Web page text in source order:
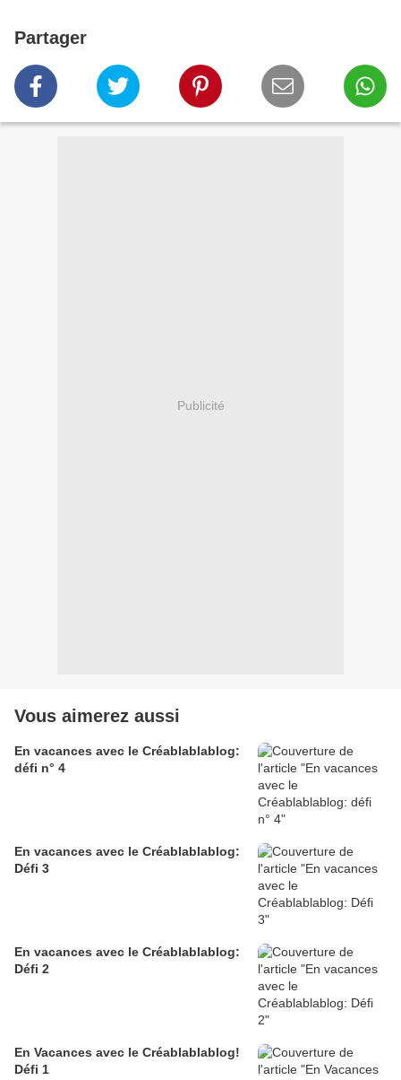
Partager
Publicité
Vous aimerez aussi
En vacances avec le Créablablablog:
défi n° 4
En vacances avec le Créablablablog:
Défi 3
En vacances avec le Créablablablog:
Défi 2
En Vacances avec le Créablablablog!
Défi 1